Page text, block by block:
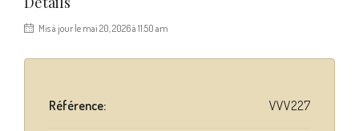
Mis à jour le mai 20, 2026 à 11:50 am
Référence: VVV227